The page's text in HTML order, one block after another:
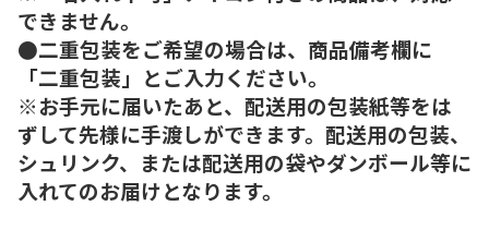
できません。
●二重包装をご希望の場合は、商品備考欄に
「二重包装」とご入力ください。
※お手元に届いたあと、配送用の包装紙等をは
ずして先様に手渡しができます。配送用の包装、
シュリンク、または配送用の袋やダンボール等に
入れてのお届けとなります。